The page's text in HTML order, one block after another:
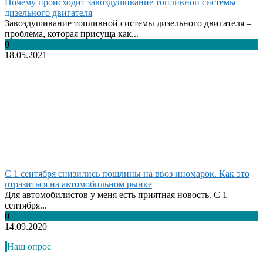
Почему происходит завоздушивание топливной системы
дизельного двигателя
Завоздушивание топливной системы дизельного двигателя –
проблема, которая присуща как...
0
18.05.2021
С 1 сентября снизились пошлины на ввоз иномарок. Как это
отразиться на автомобильном рынке
Для автомобилистов у меня есть приятная новость. С 1
сентября...
0
14.09.2020
Наш опрос